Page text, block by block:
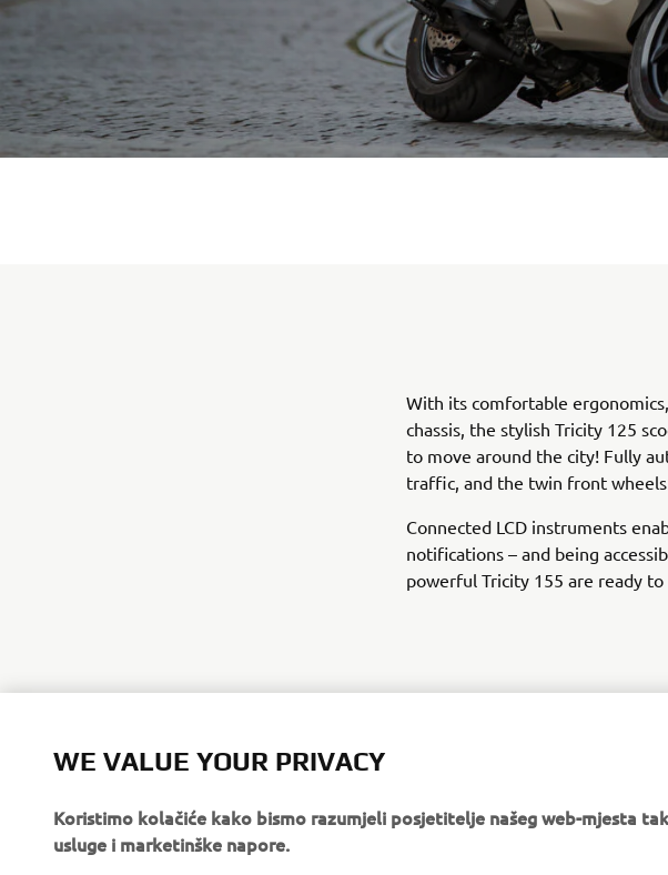
With its comfortable
chassis, the stylish Tricity 125
to move around the city! Fully
traffic, and the twin front
Connected LCD instruments
notifications – and being
powerful Tricity 155 are ready
WE VALUE YOUR PRIVACY
Koristimo kolačiće kako bismo razumjeli posjetitelje našeg web-mjesta
usluge i marketinške napore.